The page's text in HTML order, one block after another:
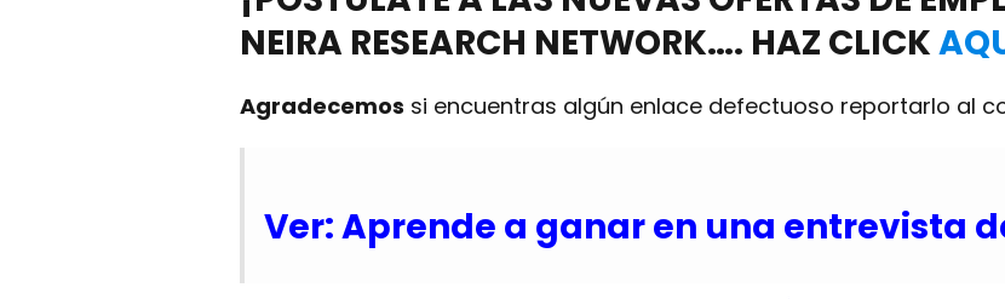
NEIRA RESEARCH NETWORK…. HAZ CLICK
Agradecemos si encuentras algún enlace defectuoso reportarlo al
Ver: Aprende a ganar en una entrevista